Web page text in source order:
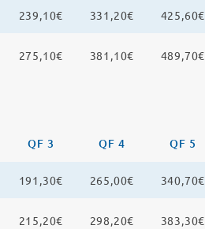
239,10€ 331,20€ 425,60€
275,10€ 381,10€ 489,70€
QF 3 QF 4 QF 5
191,30€ 265,00€ 340,70€
215,20€ 298,20€ 383,30€